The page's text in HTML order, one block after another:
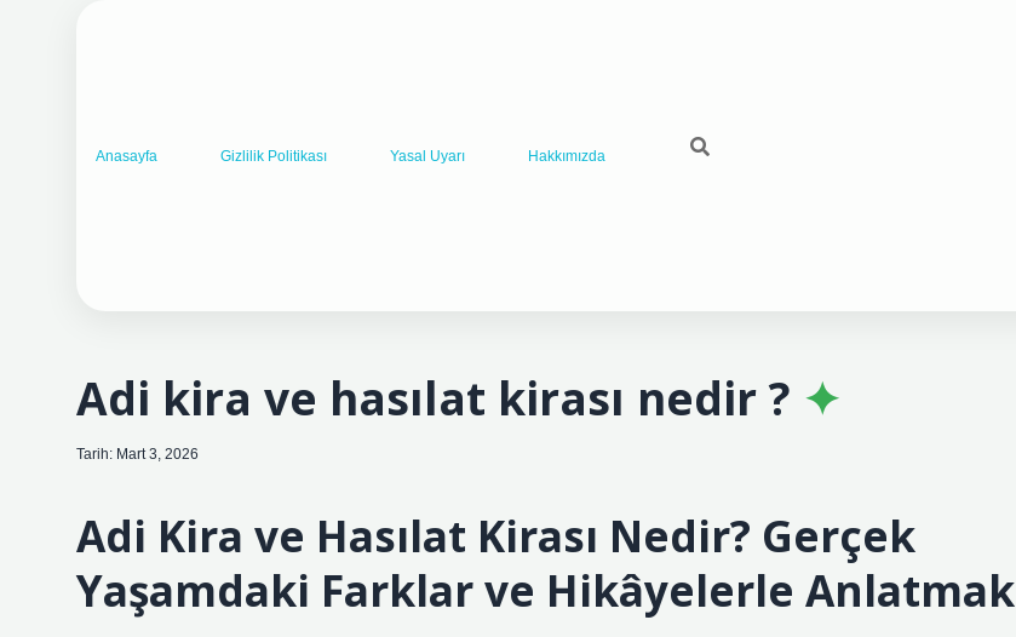
Anasayfa Gizlilik Politikası Yasal Uyarı Hakkımızda
Adi kira ve hasılat kirası nedir ?
Tarih: Mart 3, 2026
Adi Kira ve Hasılat Kirası Nedir? Gerçek
Yaşamdaki Farklar ve Hikâyelerle Anlatmak